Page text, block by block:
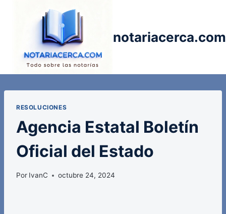
notariacerca.com
RESOLUCIONES
Agencia Estatal Boletín
Oficial del Estado
Por IvanC octubre 24, 2024